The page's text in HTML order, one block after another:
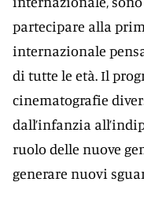
partecipare alla
internazionale
di tutte le età. Il
cinematografie
dall’infanzia
ruolo delle nuove
generare nuovi